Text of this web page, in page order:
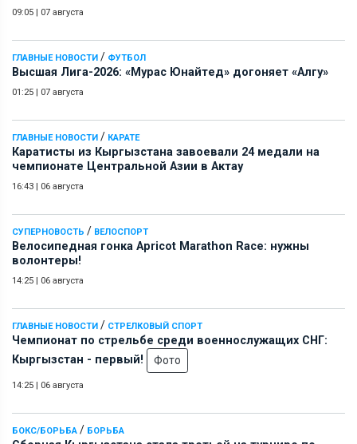
09:05 | 07 августа
ГЛАВНЫЕ НОВОСТИ / ФУТБОЛ
Высшая Лига-2026: «Мурас Юнайтед» догоняет «Алгу»
01:25 | 07 августа
ГЛАВНЫЕ НОВОСТИ / КАРАТЕ
Каратисты из Кыргызстана завоевали 24 медали на
чемпионате Центральной Азии в Актау
16:43 | 06 августа
СУПЕРНОВОСТЬ / ВЕЛОСПОРТ
Велосипедная гонка Apricot Marathon Race: нужны
волонтеры!
14:25 | 06 августа
ГЛАВНЫЕ НОВОСТИ / СТРЕЛКОВЫЙ СПОРТ
Чемпионат по стрельбе среди военнослужащих СНГ:
Кыргызстан - первый!
Фото
14:25 | 06 августа
БОКС/БОРЬБА / БОРЬБА